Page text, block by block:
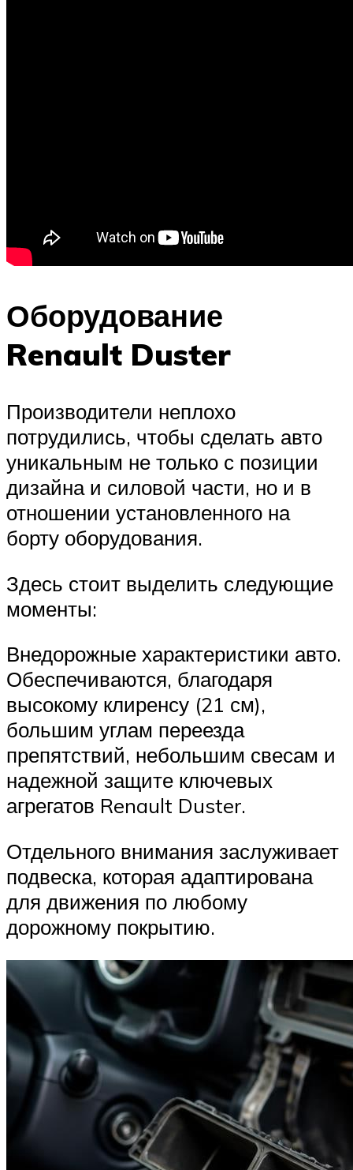
Оборудование
Renault Duster
Производители неплохо
потрудились, чтобы сделать авто
уникальным не только с позиции
дизайна и силовой части, но и в
отношении установленного на
борту оборудования.
Здесь стоит выделить следующие
моменты:
Внедорожные характеристики авто.
Обеспечиваются, благодаря
высокому клиренсу (21 см),
большим углам переезда
препятствий, небольшим свесам и
надежной защите ключевых
агрегатов Renault Duster.
Отдельного внимания заслуживает
подвеска, которая адаптирована
для движения по любому
дорожному покрытию.